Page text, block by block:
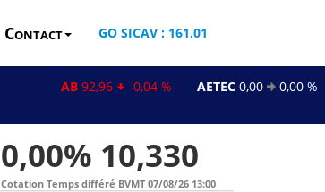
Contact GO SICAV : 161.01
92,96 -0,04 % AETEC 0,00 0,00 %
0,00% 10,330
Cotation Temps différé BVMT 07/08/26 13:00